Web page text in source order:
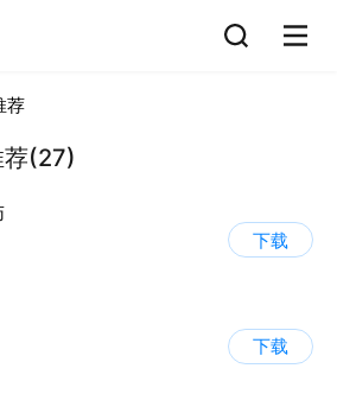
荐
荐(27)
下载
下载